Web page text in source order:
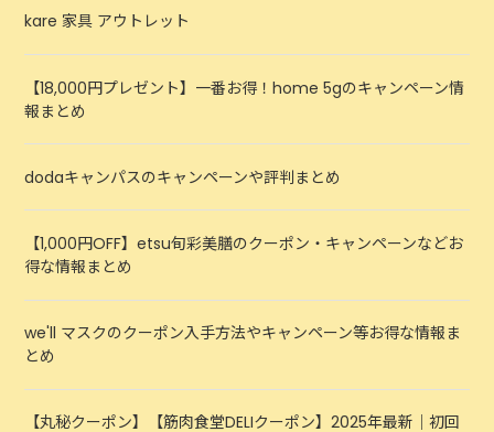
kare 家具 アウトレット
【18,000円プレゼント】一番お得！home 5gのキャンペーン情
報まとめ
dodaキャンパスのキャンペーンや評判まとめ
【1,000円OFF】etsu旬彩美膳のクーポン・キャンペーンなどお
得な情報まとめ
we'll マスクのクーポン入手方法やキャンペーン等お得な情報ま
とめ
【丸秘クーポン】【筋肉食堂DELIクーポン】2025年最新｜初回